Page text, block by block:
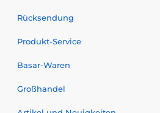
Rücksendung
Produkt-Service
Basar-Waren
Großhandel